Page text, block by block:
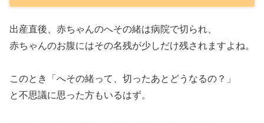
出産直後、赤ちゃんのへその緒は病院で切られ、
赤ちゃんのお腹にはその名残が少しだけ残されますよね。
このとき「へその緒って、切ったあとどうなるの？」
と不思議に思った方もいるはず。